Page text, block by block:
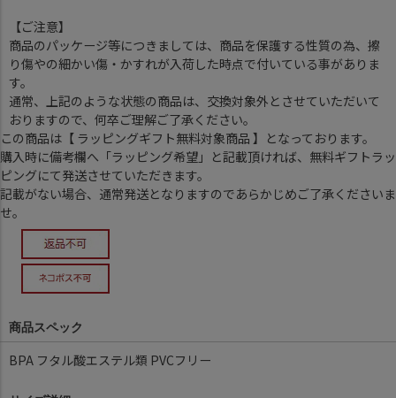
【ご注意】
商品のパッケージ等につきましては、商品を保護する性質の為、擦
り傷やの細かい傷・かすれが入荷した時点で付いている事がありま
す。
通常、上記のような状態の商品は、交換対象外とさせていただいて
おりますので、何卒ご理解ご了承ください。
この商品は【 ラッピングギフト無料対象商品 】となっております。
購入時に備考欄へ「ラッピング希望」と記載頂ければ、無料ギフトラッ
ピングにて発送させていただきます。
記載がない場合、通常発送となりますのであらかじめご了承くださいま
せ。
商品スペック
BPA フタル酸エステル類 PVCフリー